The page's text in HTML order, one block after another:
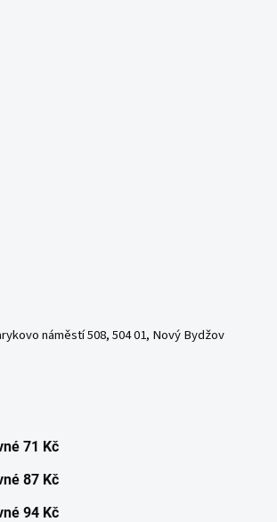
náměstí 508, 504 01, Nový Bydžov
71 Kč
87 Kč
94 Kč